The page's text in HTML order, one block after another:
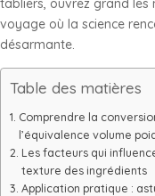
tabliers, ouvrez grand les
voyage où la science
désarmante.
Table des matières
Comprendre la
l’équivalence volume
Les facteurs qui
texture des ingrédients
Application pratique :